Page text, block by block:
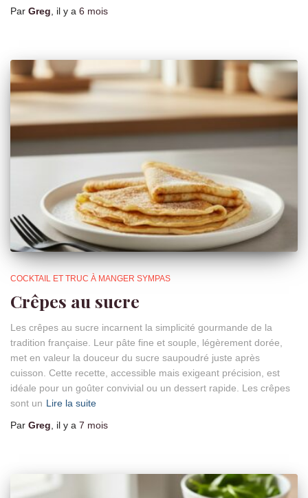
Par Greg , il y a 6 mois
COCKTAIL ET TRUC À MANGER SYMPAS
Crêpes au sucre
Les crêpes au sucre incarnent la simplicité gourmande de la
tradition française. Leur pâte fine et souple, légèrement dorée,
met en valeur la douceur du sucre saupoudré juste après
cuisson. Cette recette, accessible mais exigeant précision, est
idéale pour un goûter convivial ou un dessert rapide. Les crêpes
sont un Lire la suite
Par Greg , il y a 7 mois